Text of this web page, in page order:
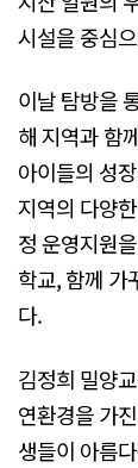
시설을 중심
이날 탐방을
해 지역과 함
아이들의 성
지역의 다양
정 운영지원
학교, 함께 가
다.
김정희 밀양
연환경을 가
생들이 아름